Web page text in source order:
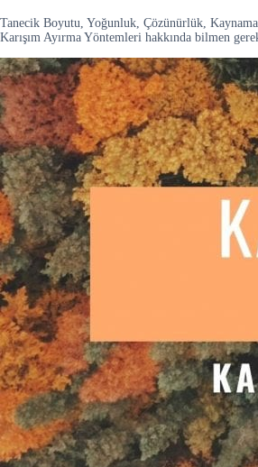
Tanecik Boyutu, Yoğunluk, Çözünürlük, Kaynama
Karışım Ayırma Yöntemleri hakkında bilmen